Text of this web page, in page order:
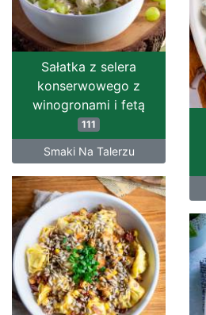
Sałatka z selera
konserwowego z
winogronami i fetą
111
Smaki Na Talerzu